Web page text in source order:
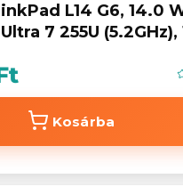
L14 G6, 14.0
7 255U (5.2GHz),
Kosárba